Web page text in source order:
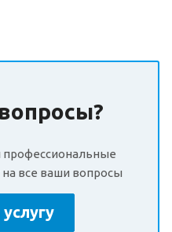
на все ваши вопросы